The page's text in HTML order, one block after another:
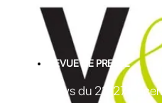
REVUE DE PRESSE
V&S News du 21-27